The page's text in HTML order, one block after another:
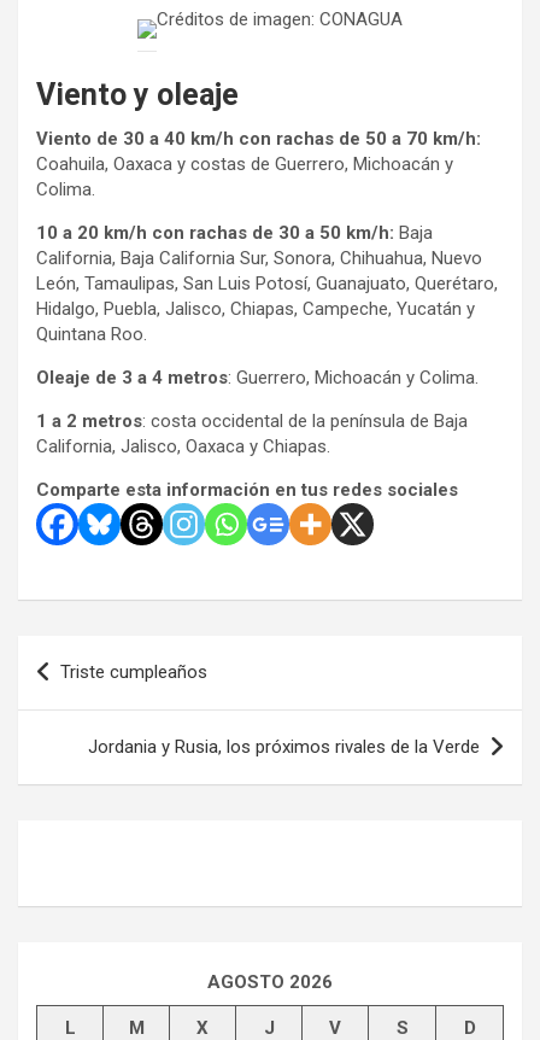
Créditos de imagen: CONAGUA
Viento y oleaje
Viento de 30 a 40 km/h con rachas de 50 a 70 km/h:
Coahuila, Oaxaca y costas de Guerrero, Michoacán y
Colima.
10 a 20 km/h con rachas de 30 a 50 km/h: Baja
California, Baja California Sur, Sonora, Chihuahua, Nuevo
León, Tamaulipas, San Luis Potosí, Guanajuato, Querétaro,
Hidalgo, Puebla, Jalisco, Chiapas, Campeche, Yucatán y
Quintana Roo.
Oleaje de 3 a 4 metros: Guerrero, Michoacán y Colima.
1 a 2 metros: costa occidental de la península de Baja
California, Jalisco, Oaxaca y Chiapas.
Comparte esta información en tus redes sociales
Navegación
de
entradas
Triste cumpleaños
Jordania y Rusia, los próximos rivales de la Verde
AGOSTO 2026
L M X J V S D